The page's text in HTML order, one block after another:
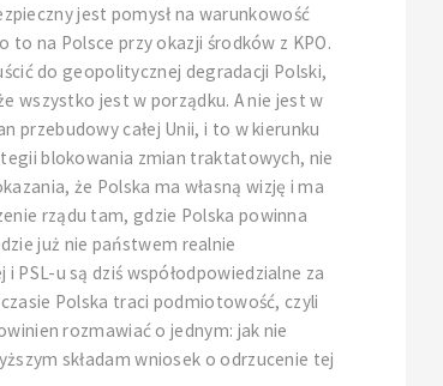
jest pomysł na warunkowość
na Polsce przy okazji środków z KPO.
do geopolitycznej degradacji Polski,
wszystko jest w porządku. A nie jest w
przebudowy całej Unii, i to w kierunku
blokowania zmian traktatowych, nie
że Polska ma własną wizję i ma
rządu tam, gdzie Polska powinna
już nie państwem realnie
u są dziś współodpowiedzialne za
Polska traci podmiotowość, czyli
rozmawiać o jednym: jak nie
składam wniosek o odrzucenie tej